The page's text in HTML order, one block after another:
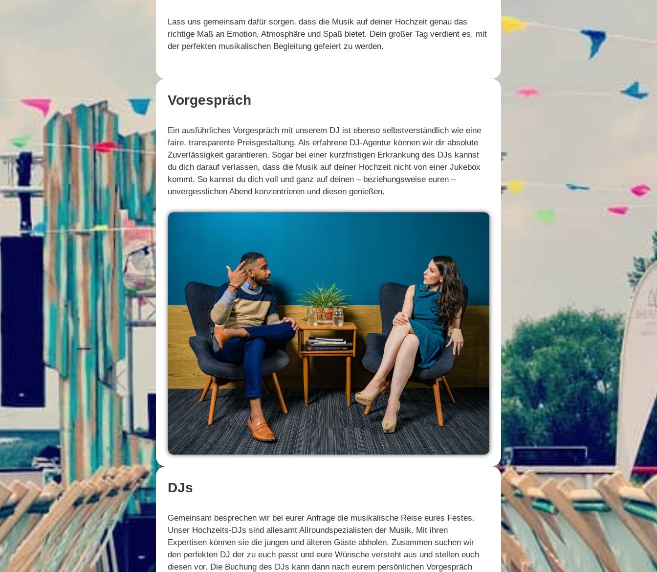
Lass uns gemeinsam dafür sorgen, dass die Musik auf deiner Hochzeit genau das
richtige Maß an Emotion, Atmosphäre und Spaß bietet. Dein großer Tag verdient es, mit
der perfekten musikalischen Begleitung gefeiert zu werden.
Vorgespräch
Ein ausführliches Vorgespräch mit unserem DJ ist ebenso selbstverständlich wie eine
faire, transparente Preisgestaltung. Als erfahrene DJ-Agentur können wir dir absolute
Zuverlässigkeit garantieren. Sogar bei einer kurzfristigen Erkrankung des DJs kannst
du dich darauf verlassen, dass die Musik auf deiner Hochzeit nicht von einer Jukebox
kommt. So kannst du dich voll und ganz auf deinen – beziehungsweise euren –
unvergesslichen Abend konzentrieren und diesen genießen.
DJs
Gemeinsam besprechen wir bei eurer Anfrage die musikalische Reise eures Festes.
Unser Hochzeits-DJs sind allesamt Allroundspezialisten der Musik. Mit ihren
Expertisen können sie die jungen und älteren Gäste abholen. Zusammen suchen wir
den perfekten DJ der zu euch passt und eure Wünsche versteht aus und stellen euch
diesen vor. Die Buchung des DJs kann dann nach eurem persönlichen Vorgespräch